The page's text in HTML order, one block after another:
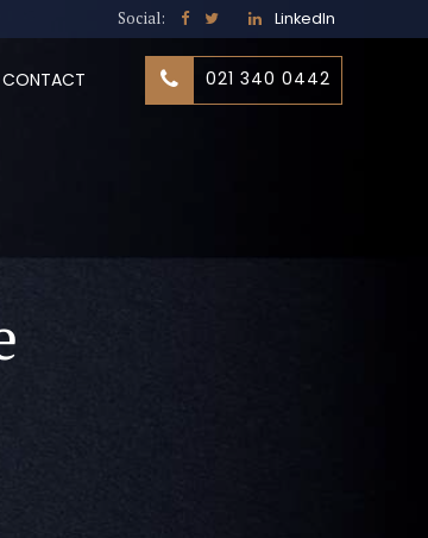
Social: LinkedIn
021 340 0442
CONTACT